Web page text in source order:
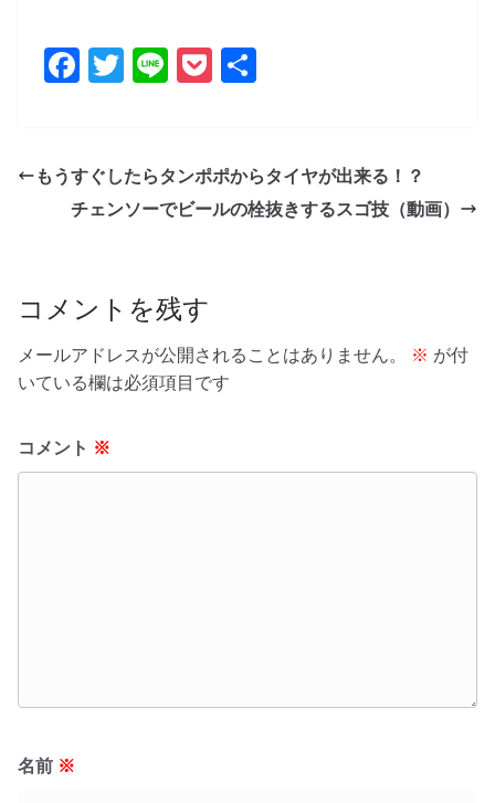
F
e
b
k
T
er
Li P
et
もうすぐしたらタンポポからタイヤが出来る！？
チェンソーでビールの栓抜きするスゴ技（動画）
コメントを残す
メールアドレスが公開されることはありません。 ※ が付
いている欄は必須項目です
コメント ※
名前 ※